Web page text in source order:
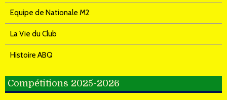
Equipe de Nationale M2
La Vie du Club
Histoire ABQ
Compétitions 2025-2026